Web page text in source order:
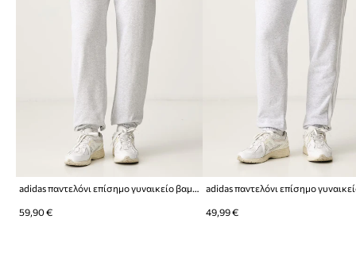
adidas παντελόνι επίσημο γυναικείο βαμβακερό
59,90 € 49,99 €